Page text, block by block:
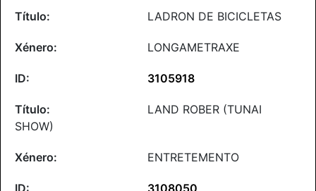
LADRON DE BICICLETAS
LONGAMETRAXE
3105918
LAND ROBER (TUNAI
SHOW)
ENTRETEMENTO